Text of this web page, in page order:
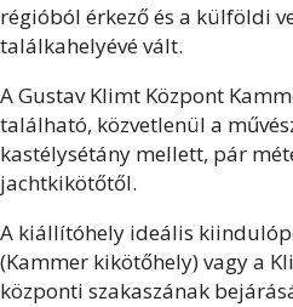
régióból érkező és a külföldi
találkahelyévé vált.
A Gustav Klimt Központ
található, közvetlenül a
kastélysétány mellett, pár
jachtkikötőtől.
A kiállítóhely ideális
(Kammer kikötőhely) vagy a
központi szakaszának